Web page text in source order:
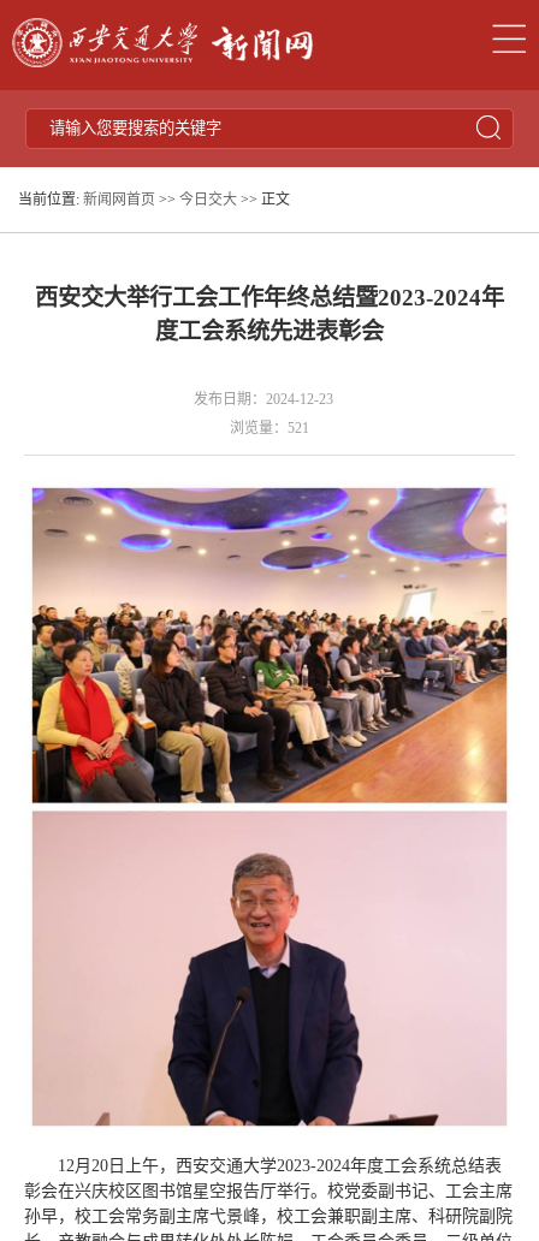
当前位置: 新闻网首页 >> 今日交大 >> 正文
西安交大举行工会工作年终总结暨2023-2024年
度工会系统先进表彰会
发布日期：2024-12-23
浏览量： 521
12月20日上午，西安交通大学2023-2024年度工会系统总结表
彰会在兴庆校区图书馆星空报告厅举行。校党委副书记、工会主席
孙早，校工会常务副主席弋景峰，校工会兼职副主席、科研院副院